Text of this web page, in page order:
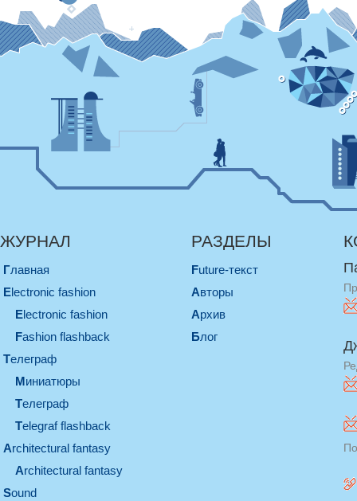
ЖУРНАЛ
Главная
electronic fashion
electronic fashion
Fashion flashback
телеграф
миниатюры
телеграф
Telegraf flashback
architectural fantasy
architectural fantasy
sound
РАЗДЕЛЫ
Future-текст
Авторы
Архив
Блог